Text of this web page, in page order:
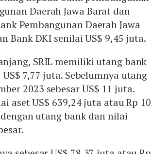
Daerah Jawa Barat dan
Pembangunan Daerah Jawa
Bank DKI senilai US$ 9,45 juta.
SRIL memiliki utang bank
7,77 juta. Sebelumnya utang
2023 sebesar US$ 11 juta.
aset US$ 639,24 juta atau Rp 10
utang bank dan nilai